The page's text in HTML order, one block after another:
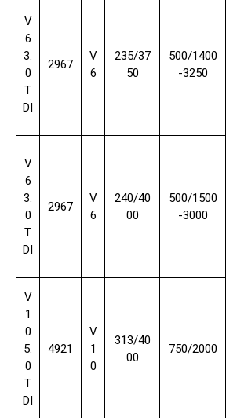
V
6
3.
0
T
DI
2967
V
6
235/37
50
500/1400
-3250
V
6
3.
0
T
DI
2967
V
6
240/40
00
500/1500
-3000
V
1
0
5.
0
T
DI
4921
V
1
0
313/40
00
750/2000